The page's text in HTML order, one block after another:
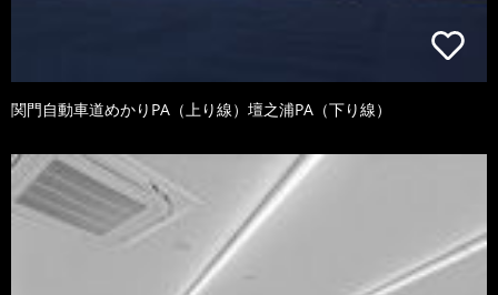
関門自動車道めかりPA（上り線）壇之浦PA（下り線）